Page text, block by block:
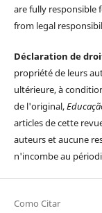
are fully responsible
from legal
Déclaration de
propriété de leurs
ultérieure, à
de l'original,
articles de cette
auteurs et aucune
n'incombe au
Como Citar